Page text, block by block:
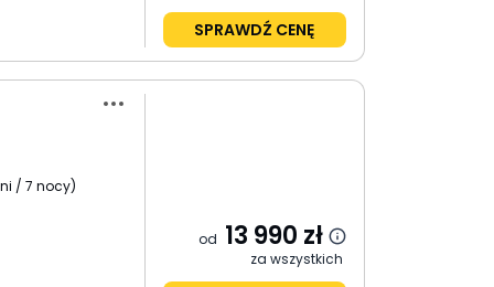
SPRAWDŹ CENĘ
/ 7 nocy)
od 13 990 zł
za wszystkich